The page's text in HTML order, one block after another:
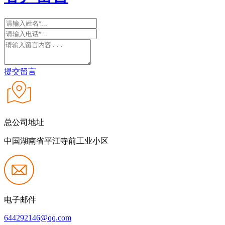
提交留言
总公司地址
中国湖南省平江寺前工业小区
电子邮件
644292146@qq.com